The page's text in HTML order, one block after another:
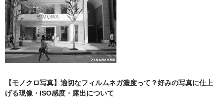
【モノクロ写真】適切なフィルムネガ濃度って？好みの写真に仕上
げる現像・ISO感度・露出について